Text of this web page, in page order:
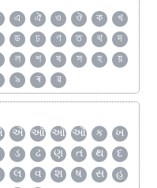
এ ঐ ও ঔ ক
খ
ড ঢ ণ ত থ
দ
ল শ ষ স হ
য়
৯ ৰ ৱ
ઐ ઑ ઓ ઔ ક
ખ
ડ ઢ ણ ત થ
દ
લ વ શ ષ સ
હ